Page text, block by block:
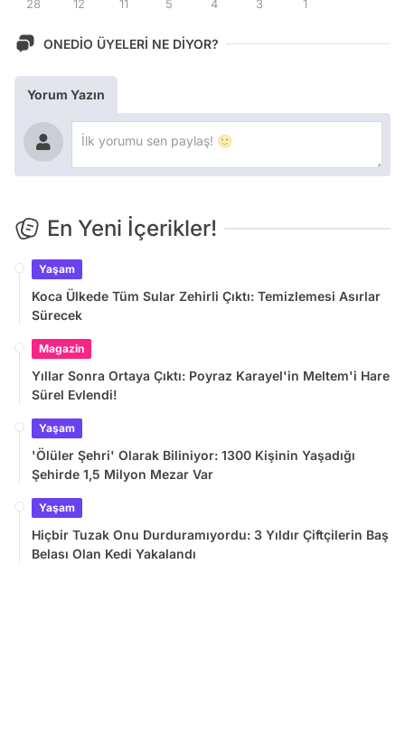
28 12 11 5 4 3 1
ONEDİO ÜYELERİ NE DİYOR?
Yorum Yazın
En Yeni İçerikler!
Yaşam
Koca Ülkede Tüm Sular Zehirli Çıktı: Temizlemesi Asırlar
Sürecek
Magazin
Yıllar Sonra Ortaya Çıktı: Poyraz Karayel'in Meltem'i Hare
Sürel Evlendi!
Yaşam
'Ölüler Şehri' Olarak Biliniyor: 1300 Kişinin Yaşadığı
Şehirde 1,5 Milyon Mezar Var
Yaşam
Hiçbir Tuzak Onu Durduramıyordu: 3 Yıldır Çiftçilerin Baş
Belası Olan Kedi Yakalandı